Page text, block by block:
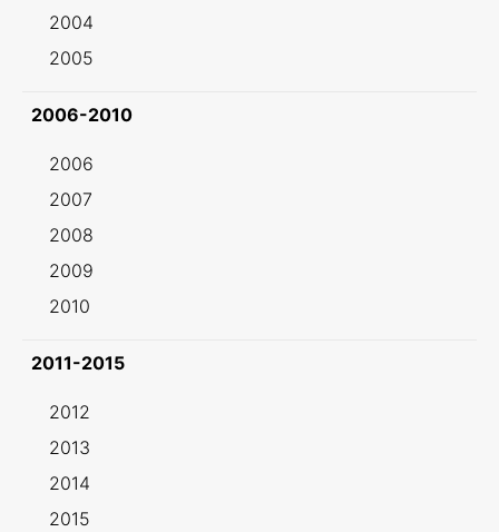
2004
2005
2006-2010
2006
2007
2008
2009
2010
2011-2015
2012
2013
2014
2015